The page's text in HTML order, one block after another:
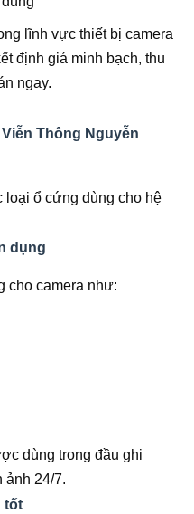
lĩnh vực thiết bị camera
định giá minh bạch, thu
ngay.
Thông Nguyễn
loại ổ cứng dùng cho hệ
dụng
cho camera như:
dùng trong đầu ghi
ảnh 24/7.
tốt